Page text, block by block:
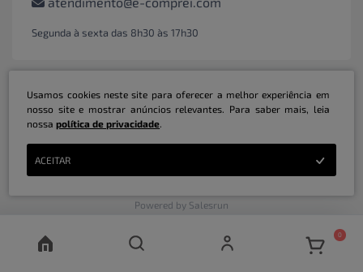
Segunda à sexta das 8h30 às 17h30
Marketplace B2B Serviços Inteligentes Ltda | CNPJ: 31.415.786/0001-31 | ©
Powered by Salesrun
0
Usamos cookies neste site para oferecer a melhor experiência em
nosso site e mostrar anúncios relevantes. Para saber mais, leia
nossapolítica de privacidade.
ACEITAR